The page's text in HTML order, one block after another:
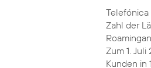
Zahl der
Zum 1.
Kunden in